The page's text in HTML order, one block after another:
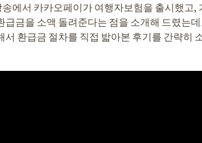
송에서 카카오페이가 여행자보험을 출시했고
급금을 소액 돌려준다는 점을 소개해 드렸는
서 환급금 절차를 직접 밟아본 후기를 간략히